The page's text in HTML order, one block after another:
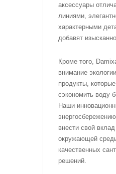
аксессуары
линиями,
характерными
добавят
Кроме того,
внимание
продукты,
сэкономить воду
Наши
внести свой
окружающей
качественных
решений.